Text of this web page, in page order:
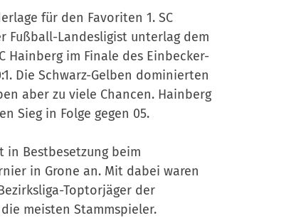
für den Favoriten 1. SC
Fußball-Landesligist unterlag dem
Hainberg im Finale des Einbecker-
Die Schwarz-Gelben dominierten
aber zu viele Chancen. Hainberg
Sieg in Folge gegen 05.
in Bestbesetzung beim
in Grone an. Mit dabei waren
Toptorjäger der
meisten Stammspieler.